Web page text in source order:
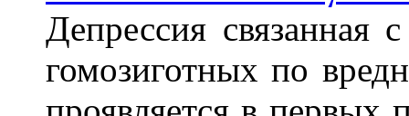
Депрессия связанная
гомозиготных по